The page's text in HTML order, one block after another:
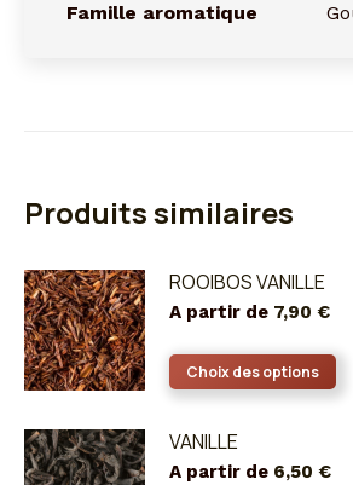
Famille aromatique
Produits similaires
ROOIBOS VANILLE
A partir de 7,90 €
Choix des options
VANILLE
A partir de 6,50 €